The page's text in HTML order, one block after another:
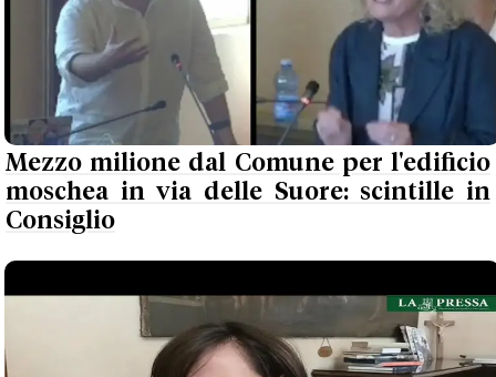
Mezzo milione dal Comune per l'edificio
moschea in via delle Suore: scintille in
Consiglio